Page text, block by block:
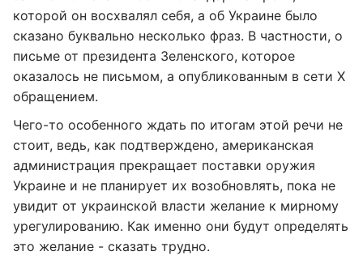
которой он восхвалял себя, а об Украине было
сказано буквально несколько фраз. В частности, о
письме от президента Зеленского, которое
оказалось не письмом, а опубликованным в сети X
обращением.
Чего-то особенного ждать по итогам этой речи не
стоит, ведь, как подтверждено, американская
администрация прекращает поставки оружия
Украине и не планирует их возобновлять, пока не
увидит от украинской власти желание к мирному
урегулированию. Как именно они будут определять
это желание - сказать трудно.